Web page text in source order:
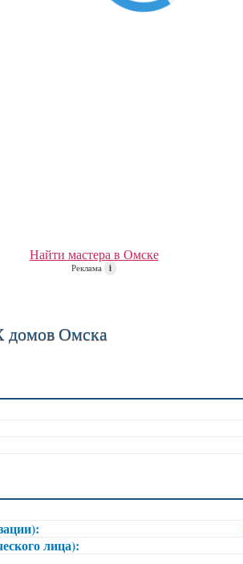
Найти мастера в Омске
Реклама i
Омска
лица):